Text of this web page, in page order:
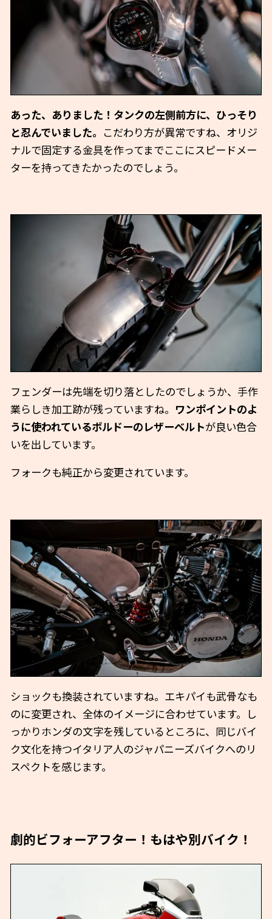
あった、ありました！タンクの左側前方に、ひっそり
と忍んでいました。 こだわり方が異常ですね、オリジ
ナルで固定する金具を作ってまでここにスピードメー
ターを持ってきたかったのでしょう。
フェンダーは先端を切り落としたのでしょうか、手作
業らしき加工跡が残っていますね。 ワンポイントのよ
うに使われているボルドーのレザーベルトが良い色合
いを出しています。
フォークも純正から変更されています。
ショックも換装されていますね。エキパイも武骨なも
のに変更され、全体のイメージに合わせています。し
っかりホンダの文字を残しているところに、同じバイ
ク文化を持つイタリア人のジャパニーズバイクへのリ
スペクトを感じます。
劇的ビフォーアフター！もはや別バイク！